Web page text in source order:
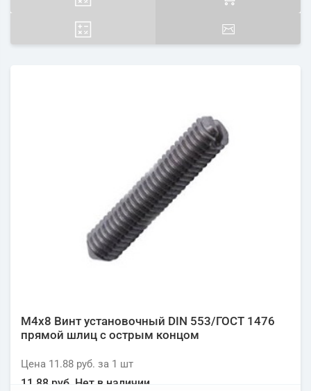
М4х8 Винт установочный DIN 553/ГОСТ 1476
прямой шлиц с острым концом
Цена 11.88 руб. за 1 шт
11.88 руб. Нет в наличии